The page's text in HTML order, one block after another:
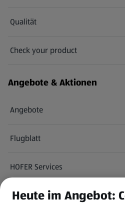
Qualität
Check your product
(öffnet in einem neuen Tab)
Angebote & Aktionen
Angebote
Flugblatt
HOFER Services
Newsletter
Heute im Angebot: